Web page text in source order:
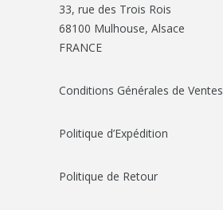
33, rue des Trois Rois
68100 Mulhouse, Alsace
FRANCE
Conditions Générales de Ventes
Politique d’Expédition
Politique de Retour